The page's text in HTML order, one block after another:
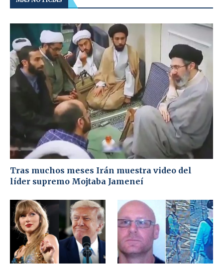
Tras muchos meses Irán muestra video del
líder supremo Mojtaba Jameneí